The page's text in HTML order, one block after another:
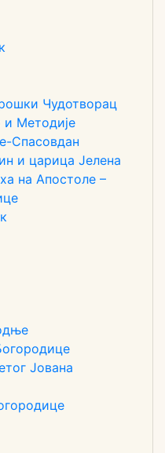
Чудотворац
и Методије
Спасовдан
и царица Јелена
на Апостоле –
Јована